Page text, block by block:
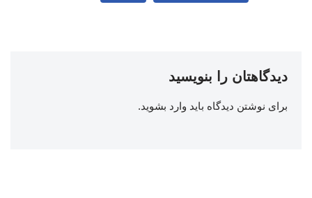
دیدگاهتان را بنویسید
برای نوشتن دیدگاه باید وارد بشوید.